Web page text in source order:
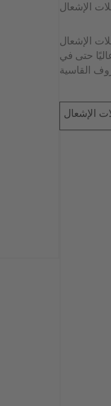
الإشعال
الإشعال
حتى في
الإشعال